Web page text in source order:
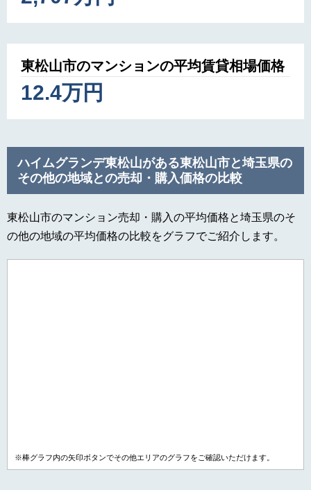
東松山市のマンションの平均賃貸相場価格
12.4万円
ハイムグランデ東松山がある東松山市と埼玉県の
その他の地域との売却・購入価格の比較
東松山市のマンション売却・購入の平均価格と埼玉県のそ
の他の地域の平均価格の比較をグラフでご紹介します。
※棒グラフ内の矢印ボタンでその他エリアのグラフをご確認いただけます。